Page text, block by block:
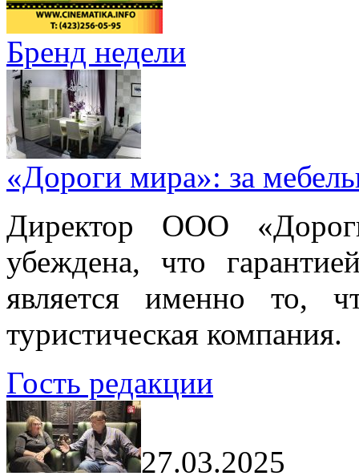
Бренд недели
«Дороги мира»: за
Директор ООО
убеждена, что
является именно то,
туристическая компания.
Гость редакции
27.03.2025